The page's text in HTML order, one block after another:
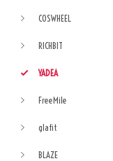
COSWHEEL
RICHBIT
YADEA
FreeMile
glafit
BLAZE